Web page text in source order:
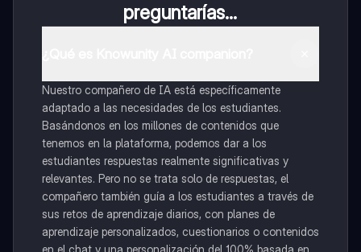
preguntarías...
Nuestro compañero de IA está específicamente
adaptado a las necesidades de los estudiantes.
Basándonos en los millones de contenidos que
tenemos en la plataforma, podemos dar a los
estudiantes respuestas realmente significativas y
relevantes. Pero no se trata solo de respuestas, el
compañero también guía a los estudiantes a través de
sus retos de aprendizaje diarios, con planes de
aprendizaje personalizados, cuestionarios o contenidos